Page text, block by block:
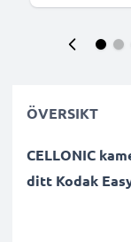
ÖVERSIKT
CELLONIC
ditt Kodak